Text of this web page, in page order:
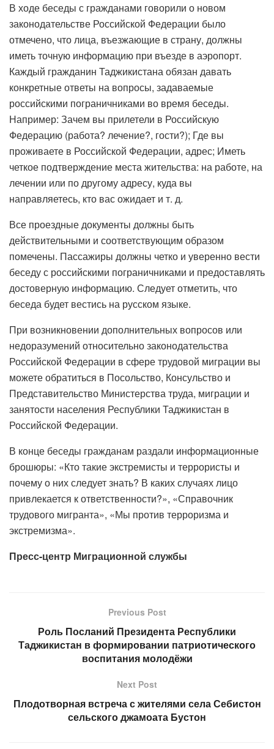
В ходе беседы с гражданами говорили о новом
законодательстве Российской Федерации было
отмечено, что лица, въезжающие в страну, должны
иметь точную информацию при въезде в аэропорт.
Каждый гражданин Таджикистана обязан давать
конкретные ответы на вопросы, задаваемые
российскими пограничниками во время беседы.
Например: Зачем вы прилетели в Российскую
Федерацию (работа? лечение?, гости?); Где вы
проживаете в Российской Федерации, адрес; Иметь
четкое подтверждение места жительства: на работе, на
лечении или по другому адресу, куда вы
направляетесь, кто вас ожидает и т. д.
Все проездные документы должны быть
действительными и соответствующим образом
помечены. Пассажиры должны четко и уверенно вести
беседу с российскими пограничниками и предоставлять
достоверную информацию. Следует отметить, что
беседа будет вестись на русском языке.
При возникновении дополнительных вопросов или
недоразумений относительно законодательства
Российской Федерации в сфере трудовой миграции вы
можете обратиться в Посольство, ​​Консульство и
Представительство Министерства труда, миграции и
занятости населения Республики Таджикистан в
Российской Федерации.
В конце беседы гражданам раздали информационные
брошюры: «Кто такие экстремисты и террористы и
почему о них следует знать? В каких случаях лицо
привлекается к ответственности?», «Справочник
трудового мигранта», «Мы против терроризма и
экстремизма».
Пресс-центр Миграционной службы
Previous Post
Роль Посланий Президента Республики
Таджикистан в формировании патриотического
воспитания молодёжи
Next Post
Плодотворная встреча с жителями села Себистон
сельского джамоата Бустон